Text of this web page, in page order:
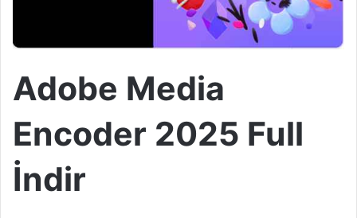
Adobe Media
Encoder 2025 Full
İndir